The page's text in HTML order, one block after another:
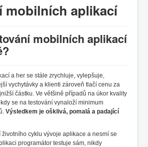
mobilních aplikací
mobilních aplikací
a her se stále zrychluje, vylepšuje,
vychytávky a klienti zároveň tlačí cenu za
částku. Ve většině případů na úkor kvality
se na testování vynaloží minimum
Výsledkem je ošklivá, pomalá a padající
životního cyklu vývoje aplikace a nesmí se
programátor testuje sám, nikdy